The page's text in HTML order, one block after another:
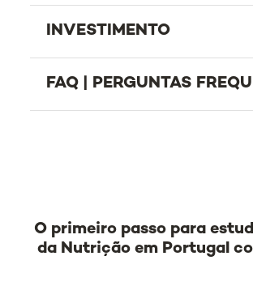
INVESTIMENTO
FAQ | PERGUNTAS
O primeiro passo para
da Nutrição em Portugal